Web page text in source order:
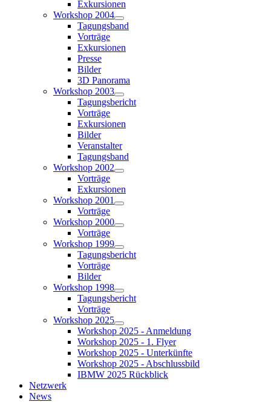
Exkursionen
Workshop 2004
Tagungsband
Vorträge
Exkursionen
Presse
Bilder
3D Panorama
Workshop 2003
Tagungsbericht
Vorträge
Exkursionen
Bilder
Veranstalter
Tagungsband
Workshop 2002
Vorträge
Exkursionen
Workshop 2001
Vorträge
Workshop 2000
Vorträge
Workshop 1999
Tagungsbericht
Vorträge
Bilder
Workshop 1998
Tagungsbericht
Vorträge
Workshop 2025
Workshop 2025 - Anmeldung
Workshop 2025 - 1. Flyer
Workshop 2025 - Unterkünfte
Workshop 2025 - Abschlussbild
IBMW 2025 Rückblick
Netzwerk
News